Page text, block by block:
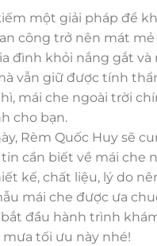
một giải pháp để
công trở nên mát mẻ
đình khỏi nắng gắt và
vẫn giữ được tính
mái che ngoài trời
cho bạn.
Rèm Quốc Huy sẽ
cần biết về mái che
kế, chất liệu, lý do
mái che được ưa
bắt đầu hành trình
tối ưu này nhé!